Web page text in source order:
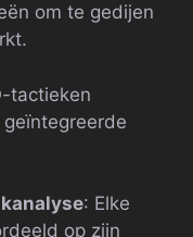
om te gedijen
tactieken
: Elke
op zijn